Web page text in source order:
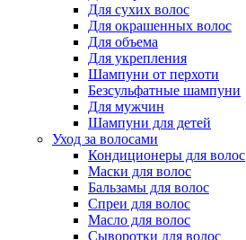
Для сухих волос
Для окрашенных волос
Для объема
Для укрепления
Шампуни от перхоти
Безсульфатные шампуни
Для мужчин
Шампуни для детей
Уход за волосами
Кондиционеры для волос
Маски для волос
Бальзамы для волос
Спреи для волос
Масло для волос
Сыворотки для волос